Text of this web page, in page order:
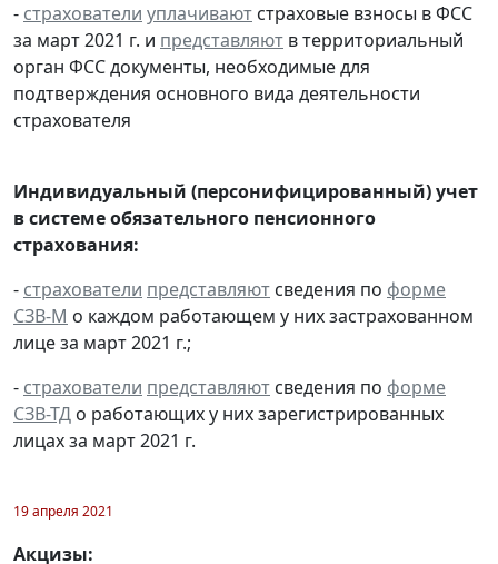
- страхователи уплачивают страховые взносы в ФСС
за март 2021 г. и представляют в территориальный
орган ФСС документы, необходимые для
подтверждения основного вида деятельности
страхователя
Индивидуальный (персонифицированный) учет
в системе обязательного пенсионного
страхования:
- страхователи представляют сведения по форме
СЗВ-М о каждом работающем у них застрахованном
лице за март 2021 г.;
- страхователи представляют сведения по форме
СЗВ-ТД о работающих у них зарегистрированных
лицах за март 2021 г.
19 апреля 2021
Акцизы: